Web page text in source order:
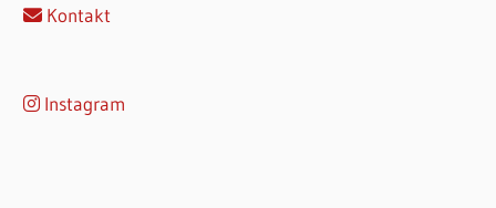
Kontakt
Instagram